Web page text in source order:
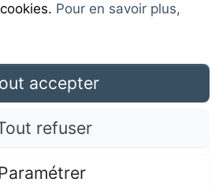
légales
CGU
Camping Direct; all rights reserved. All media and
Pour en savoir plus,
accepter
refuser